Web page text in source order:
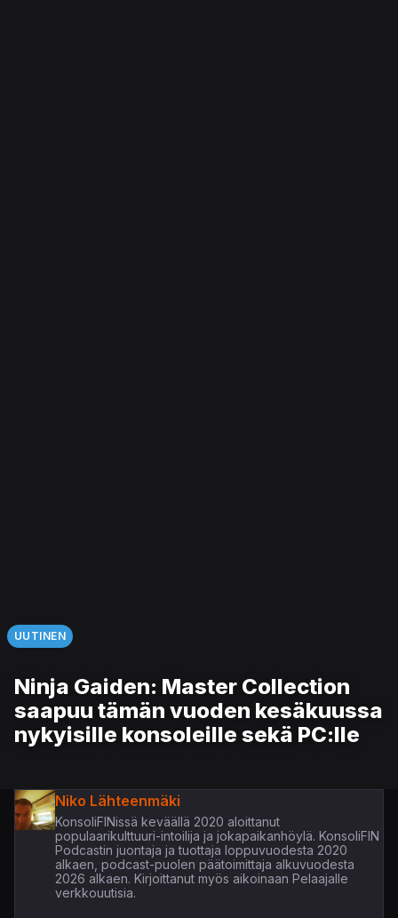
UUTINEN
Ninja Gaiden: Master Collection
saapuu tämän vuoden kesäkuussa
nykyisille konsoleille sekä PC:lle
Niko Lähteenmäki
KonsoliFINissä keväällä 2020 aloittanut
populaarikulttuuri-intoilija ja jokapaikanhöylä. KonsoliFIN
Podcastin juontaja ja tuottaja loppuvuodesta 2020
alkaen, podcast-puolen päätoimittaja alkuvuodesta
2026 alkaen. Kirjoittanut myös aikoinaan Pelaajalle
verkkouutisia.